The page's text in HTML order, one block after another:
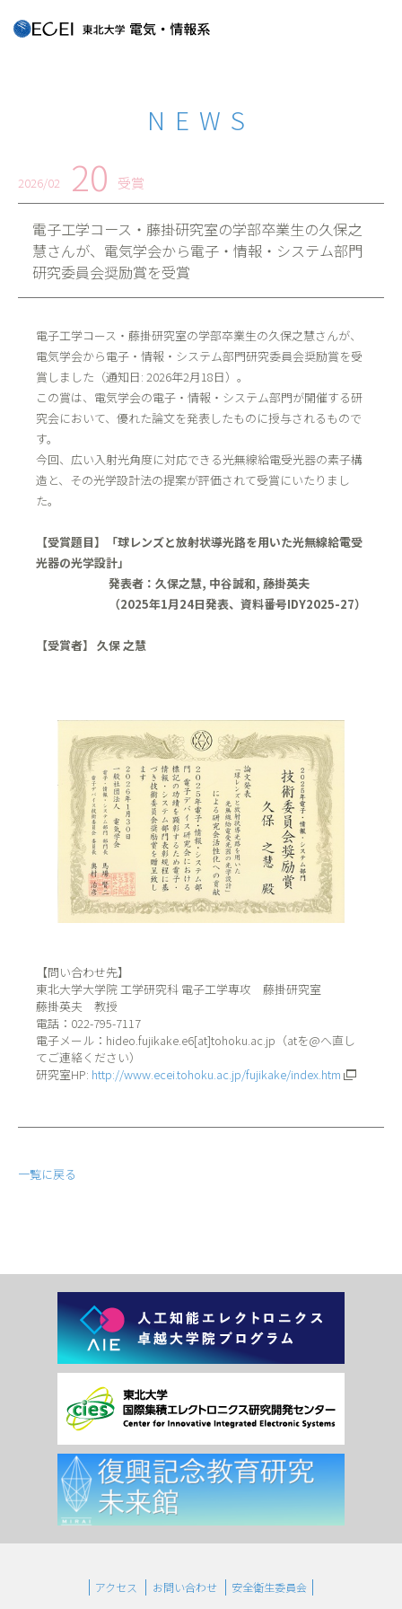
NEWS
2026/02 20 受賞
電子工学コース・藤掛研究室の学部卒業生の久保之
慧さんが、電気学会から電子・情報・システム部門
研究委員会奨励賞を受賞
電子工学コース・藤掛研究室の学部卒業生の久保之慧さんが、
電気学会から電子・情報・システム部門研究委員会奨励賞を受
賞しました（通知日: 2026年2月18日）。
この賞は、電気学会の電子・情報・システム部門が開催する研
究会において、優れた論文を発表したものに授与されるもので
す。
今回、広い入射光角度に対応できる光無線給電受光器の素子構
造と、その光学設計法の提案が評価されて受賞にいたりまし
た。
【受賞題目】「球レンズと放射状導光路を用いた光無線給電受
光器の光学設計」
発表者：久保之慧, 中谷誠和, 藤掛英夫
（2025年1月24日発表、資料番号IDY2025-27）
【受賞者】 久保 之慧
【問い合わせ先】
東北大学大学院 工学研究科 電子工学専攻 藤掛研究室
藤掛英夫 教授
電話：022-795-7117
電子メール：hideo.fujikake.e6[at]tohoku.ac.jp（atを@へ直し
てご連絡ください）
研究室HP: http://www.ecei.tohoku.ac.jp/fujikake/index.htm
一覧に戻る
アクセス お問い合わせ 安全衛生委員会